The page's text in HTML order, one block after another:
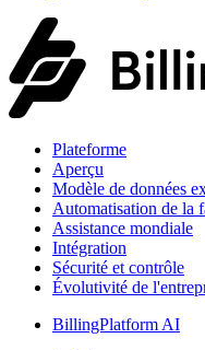
Plateforme
Aperçu
Modèle de données
Automatisation de la
Assistance mondiale
Intégration
Sécurité et contrôle
Évolutivité de
BillingPlatform AI